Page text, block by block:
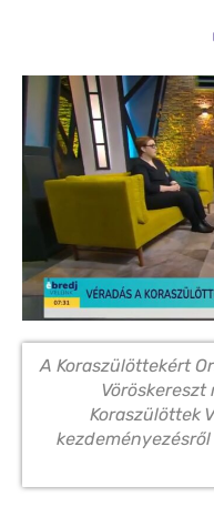
A Koraszülöttekért
Koraszülöttek
kezdeményezésről